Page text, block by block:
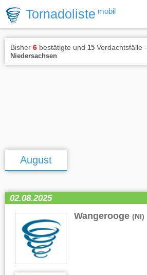
Tornadoliste mobil
Bisher 6 bestätigte und 15 Verdachtsfälle -
Niedersachsen
August
02.08.2025
Wangerooge (NI)